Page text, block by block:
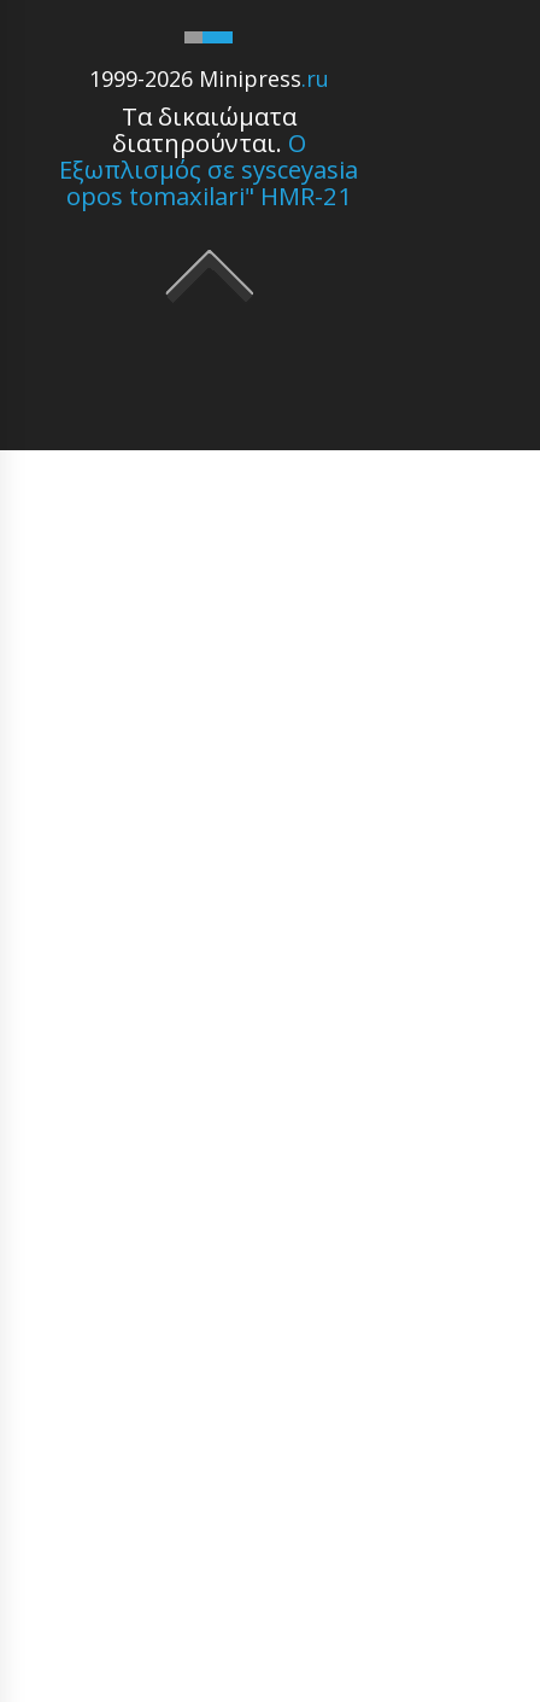
1999-2026 Minipress.ru
Τα δικαιώματα
διατηρούνται. Ο
Εξωπλισμός σε sysceyasia
opos tomaxilari" HMR-21